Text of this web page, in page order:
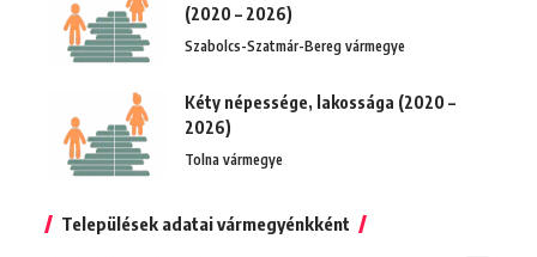
(2020 – 2026)
Szabolcs-Szatmár-Bereg vármegye
Kéty népessége, lakossága (2020 –
2026)
Tolna vármegye
Települések adatai vármegyénkként